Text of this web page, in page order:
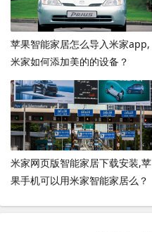
苹果智能家居怎么导入米家app,
米家如何添加美的的设备？
米家网页版智能家居下载安装,苹
果手机可以用米家智能家居么？